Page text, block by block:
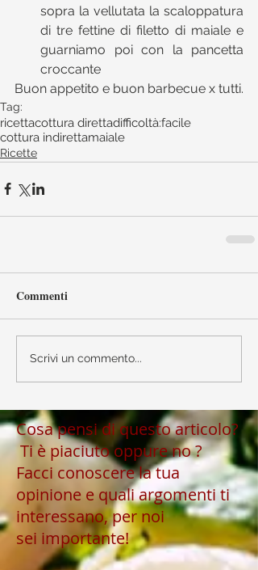
sopra la vellutata la scaloppatura
di tre fettine di filetto di maiale e
guarniamo poi con la pancetta
croccante
Buon appetito e buon barbecue x tutti.
Tag:
ricettacottura direttadifficoltà:facile
cottura indirettamaiale
Ricette
Commenti
Scrivi un commento...
Cosa pensi di questo articolo?
Ti è piaciuto oppure no ?
Facci conoscere la tua
opinione e quali argomenti ti
interessano, per noi
sei importante!